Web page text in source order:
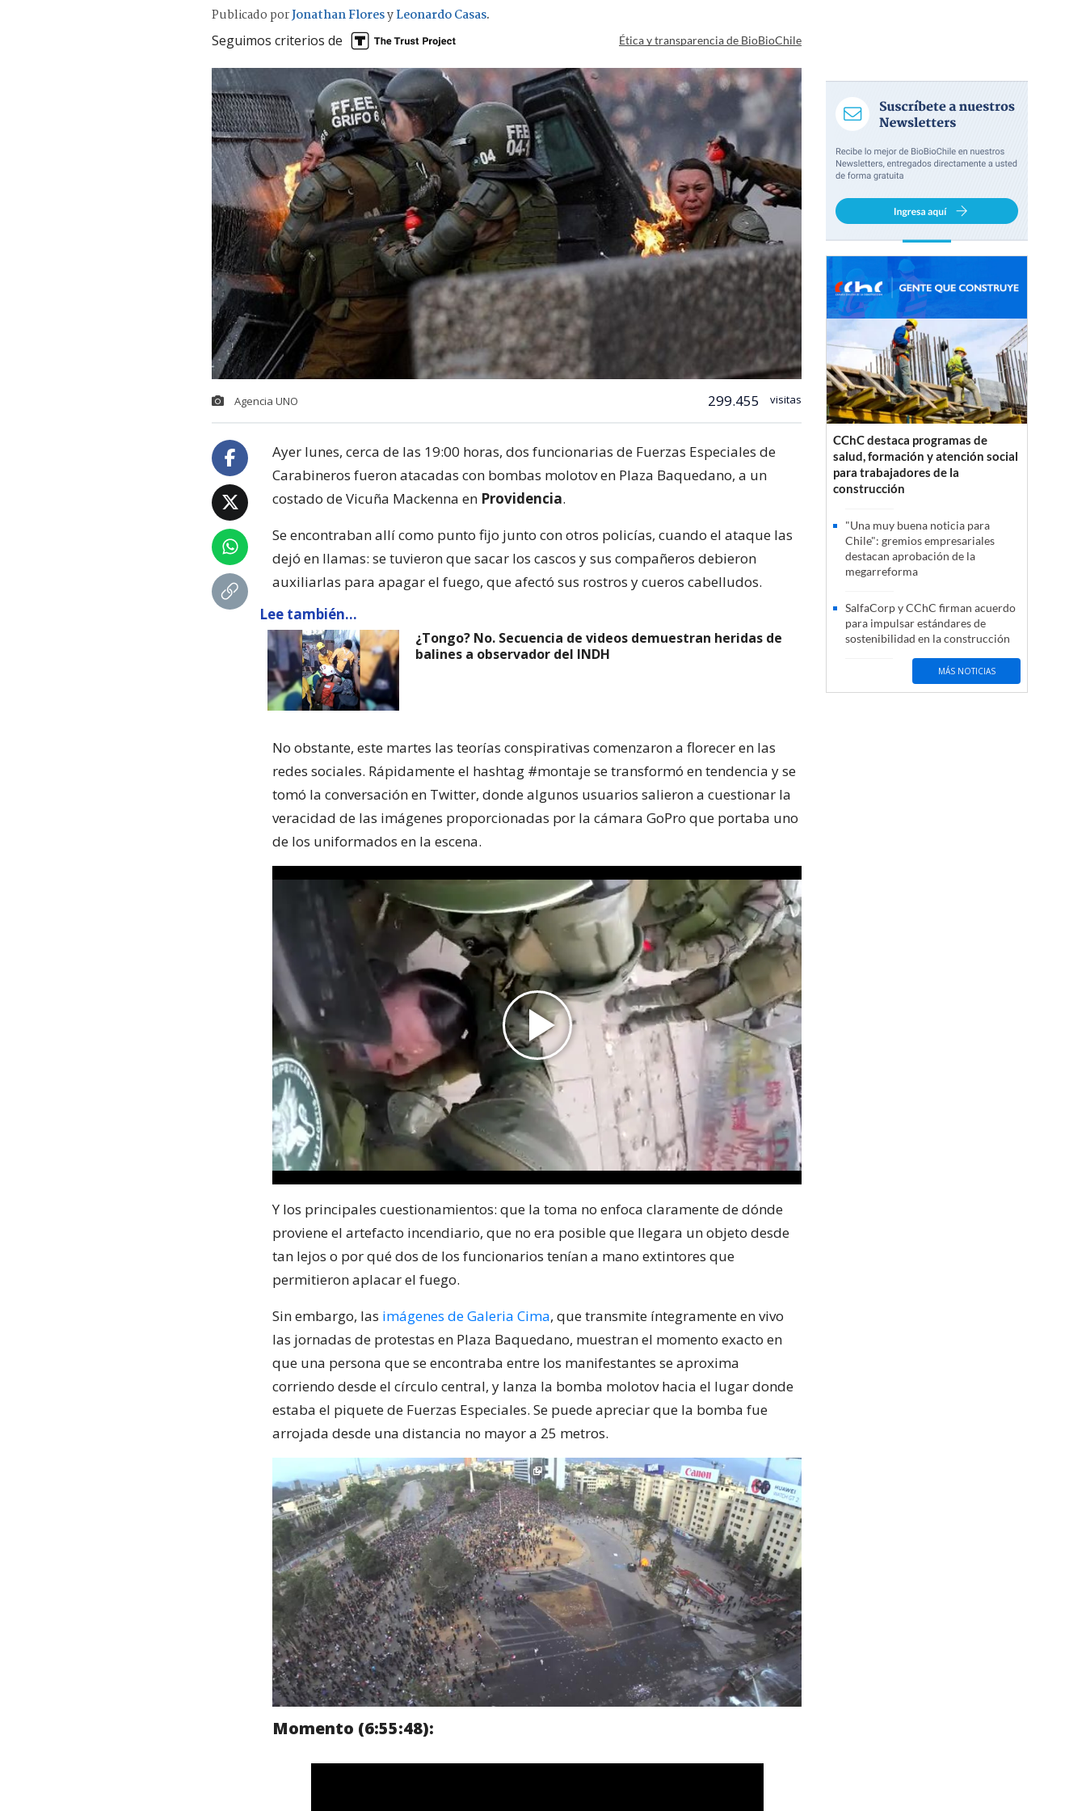
Publicado porJonathan FloresyLeonardo Casas.
Seguimos criterios de Ética y transparencia de BioBioChile
Agencia UNO 299.455 visitas
Ayer lunes, cerca de las 19:00 horas, dos funcionarias de Fuerzas Especiales de
Carabineros fueron atacadas con bombas molotov en Plaza Baquedano, a un
costado de Vicuña Mackenna en Providencia.
Se encontraban allí como punto fijo junto con otros policías, cuando el ataque las
dejó en llamas: se tuvieron que sacar los cascos y sus compañeros debieron
auxiliarlas para apagar el fuego, que afectó sus rostros y cueros cabelludos.
Lee también...
¿Tongo? No. Secuencia de videos demuestran heridas de
balines a observador del INDH
No obstante, este martes las teorías conspirativas comenzaron a florecer en las
redes sociales. Rápidamente el hashtag #montaje se transformó en tendencia y se
tomó la conversación en Twitter, donde algunos usuarios salieron a cuestionar la
veracidad de las imágenes proporcionadas por la cámara GoPro que portaba uno
de los uniformados en la escena.
Y los principales cuestionamientos: que la toma no enfoca claramente de dónde
proviene el artefacto incendiario, que no era posible que llegara un objeto desde
tan lejos o por qué dos de los funcionarios tenían a mano extintores que
permitieron aplacar el fuego.
Sin embargo, las imágenes de Galeria Cima, que transmite íntegramente en vivo
las jornadas de protestas en Plaza Baquedano, muestran el momento exacto en
que una persona que se encontraba entre los manifestantes se aproxima
corriendo desde el círculo central, y lanza la bomba molotov hacia el lugar donde
estaba el piquete de Fuerzas Especiales. Se puede apreciar que la bomba fue
arrojada desde una distancia no mayor a 25 metros.
Momento (6:55:48):
CChC destaca programas de
salud, formación y atención social
para trabajadores de la
construcción
"Una muy buena noticia para
Chile": gremios empresariales
destacan aprobación de la
megarreforma
SalfaCorp y CChC firman acuerdo
para impulsar estándares de
sostenibilidad en la construcción
MÁS NOTICIAS